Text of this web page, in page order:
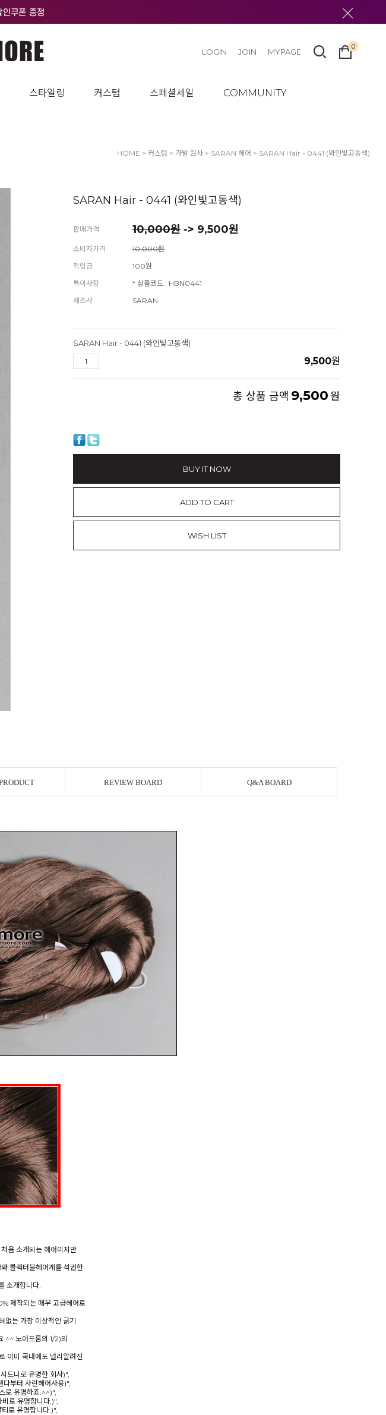
royalty)" most of company that make collectabel doll use "Saran Hair" and so Dollmore also stocked
hair on the doll 12" doll: 1~2 ae fashion doll: 2~3 ae blyth doll: 3~4 ae " />
스타일링 커스텀 스페셜세일 COMMUNITY
LOGIN JOIN MYPAGE
0
HOME > 커스텀 > 가발 원사 > SARAN 헤어 > SARAN Hair - 0441 (와인빛고동색)
SARAN Hair - 0441 (와인빛고동색)
판매가격 10,000원 -> 9,500원
소비자가격
10,000원
적립금
100원
특이사항
* 상품코드 : HBN0441
제조사
SARAN
SARAN Hair - 0441 (와인빛고동색)
9,500원
총 상품 금액 9,500원
BUY IT NOW
ADD TO CART
WISH LIST
REVIEW BOARD Q&A BOARD
음 소개되는 헤어이지만
콜렉터블헤어계를 석권한
소개합니다.
제작되는 매우 고급헤어로
없는 가장 이상적인 굵기
.^^ 노아드롬의 1/2)의
이미 국내에도 널리알려진
드니로 유명한 회사)",
부터 사란헤어사용)",
로 유명하죠.^^)",
로 유명합니다.)",
로 유명합니다.)",